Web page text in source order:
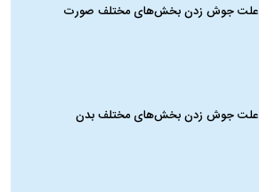
علت جوش زدن بخش‌های مختلف صورت
علت جوش زدن بخش‌های مختلف بدن